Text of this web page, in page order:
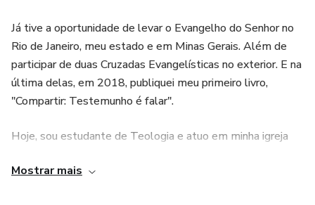
pessoas tenham a oportunidade de se beneficiar das
mensagens e testemunhos compartilhados no livro.
Já tive a oportunidade de levar o Evangelho do Senhor no
Rio de Janeiro, meu estado e em Minas Gerais. Além de
participar de duas Cruzadas Evangelísticas no exterior. E na
última delas, em 2018, publiquei meu primeiro livro,
"Compartir: Testemunho é falar".
Hoje, sou estudante de Teologia e atuo em minha igreja
conselheiro de Embaixadores do Rei.
Mostrar mais